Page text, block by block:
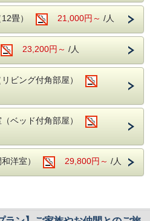
10：00、女性15：00～23：
風呂】
10：00、男性15：00～23：
】05：30～23：00
より送迎バスあり ※事前予約制
40、15：40
10、10：10
たします。
の塩で包み焼き上げた
の名物料理です。
込）
税込）
税込）
欄」または予約後にお電話にて
肌効果のある赤穂温泉を
。
てご用意いたします。
のお料理はお子様用にご準備した特別会席
、和牛の陶板焼、鯛の兜煮、茶碗蒸し、
ンプレート（海老フライ・唐揚げ・一口
ーグ・ポテトフライ・生野菜サラダ） コ
いてのご案内◆◇◆
況にあわせ、厳選してご提供いたします。
なります。
いませ。
けでは、兵庫県ふるさと納税返礼クー
ませんので下記の通り手続き下さい。
ページからご予約（このページです）
ず【現地決済】をお選びください。
さと納税 呑海楼のページに移動し、寄附
レジットカード決済）後、電子クーポンが
日にフロントにSTAYNAVIで発行クーポン
マホ画面）を提示することにより割引が適
！
なプラン♪
援します！
12畳） 21,000円～ /人
23,200円～ /人
リビング付角部屋）
（ベッド付角部屋）
和洋室） 29,800円～ /人